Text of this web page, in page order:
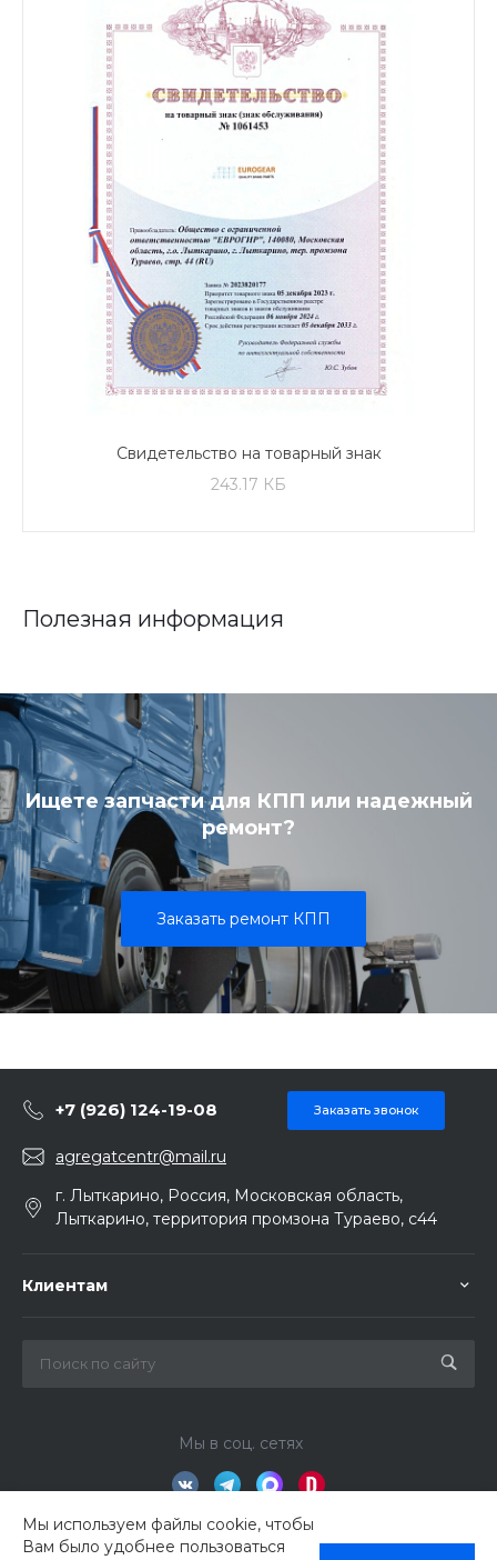
Свидетельство на товарный знак
243.17 КБ
Полезная информация
Ищете запчасти для КПП или надежный
ремонт?
Заказать ремонт КПП
+7 (926) 124-19-08 Заказать звонок
agregatcentr@mail.ru
г. Лыткарино, Россия, Московская область,
Лыткарино, территория промзона Тураево, с44
Клиентам
Мы в соц. сетях
Мы используем файлы cookie, чтобы
Вам было удобнее пользоваться